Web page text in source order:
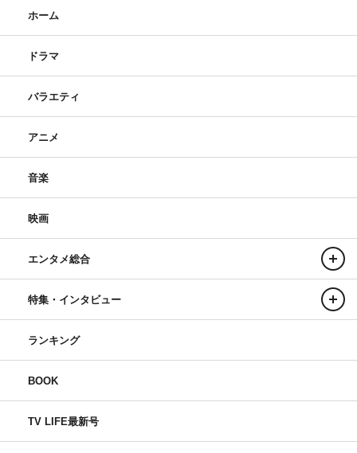
ホーム
ドラマ
バラエティ
アニメ
音楽
映画
エンタメ総合
特集・インタビュー
ランキング
BOOK
TV LIFE最新号